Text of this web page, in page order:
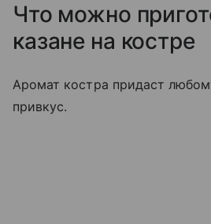
Что можно
казане на костре
Аромат костра придаст
привкус.